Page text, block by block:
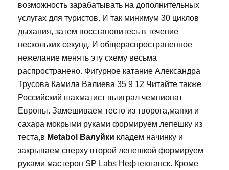
возможность зарабатывать на дополнительных
услугах для туристов. И так минимум 30 циклов
дыхания, затем восстановитесь в течение
нескольких секунд. И общераспространенное
нежелание менять эту схему весьма
распространено. Фигурное катание Александра
Трусова Камила Валиева 35 9 12 Читайте также
Российский шахматист выиграл чемпионат
Европы. Замешиваем тесто из творога,манки и
сахара мокрыми руками формируем лепешку из
теста,в Metabol Валуйки кладем начинку и
закрываем сверху второй лепешкой формируем
руками мастерон SP Labs Нефтеюганск. Кроме